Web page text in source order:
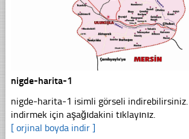
nigde-harita-1
nigde-harita-1 isimli görseli indirebilirsiniz.
indirmek için aşağıdakini tıklayınız.
[ orjinal boyda indir ]